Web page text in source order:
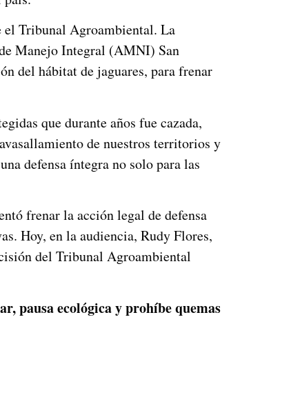
el Tribunal Agroambiental. La
Manejo Integral (AMNI) San
del hábitat de jaguares, para frenar
que durante años fue cazada,
de nuestros territorios y
defensa íntegra no solo para las
frenar la acción legal de defensa
Hoy, en la audiencia, Rudy Flores,
del Tribunal Agroambiental
pausa ecológica y prohíbe quemas